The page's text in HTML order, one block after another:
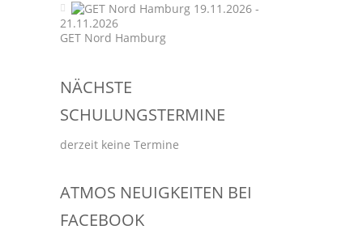
19.11.2026 -
21.11.2026
GET Nord Hamburg
NÄCHSTE
SCHULUNGSTERMINE
derzeit keine Termine
ATMOS NEUIGKEITEN BEI
FACEBOOK